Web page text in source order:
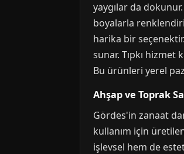
yaygılar da
boyalarla
harika bir
sunar. Tıpkı hizmet
Bu ürünleri yerel
Ahşap ve Toprak
Gördes'in zanaat
kullanım için
işlevsel hem de